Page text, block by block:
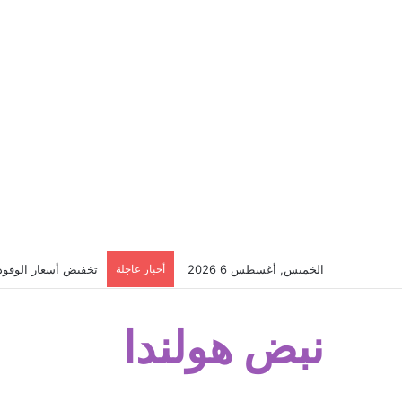
الخميس, أغسطس 6 2026 أخبار عاجلة تخفيض أسعار
نبض هولندا